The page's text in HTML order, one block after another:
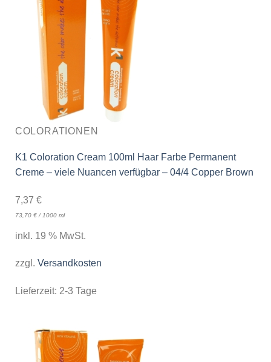
COLORATIONEN
K1 Coloration Cream 100ml Haar Farbe Permanent
Creme – viele Nuancen verfügbar – 04/4 Copper Brown
7,37 €
73,70 €/ 1000 ml
inkl. 19 % MwSt.
zzgl. Versandkosten
Lieferzeit: 2-3 Tage